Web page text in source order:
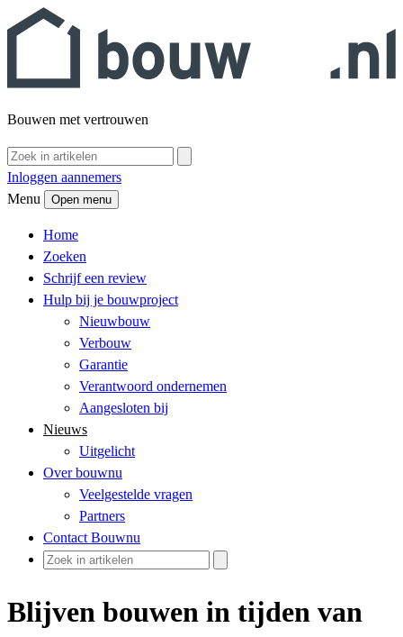
Bouwen met vertrouwen
Inloggen aannemers
Menu
Open menu
Home
Zoeken
Schrijf een review
Hulp bij je bouwproject
Nieuwbouw
Verbouw
Garantie
Verantwoord ondernemen
Aangesloten bij
Nieuws
Uitgelicht
Over bouwnu
Veelgestelde vragen
Partners
Contact Bouwnu
Blijven bouwen in tijden van